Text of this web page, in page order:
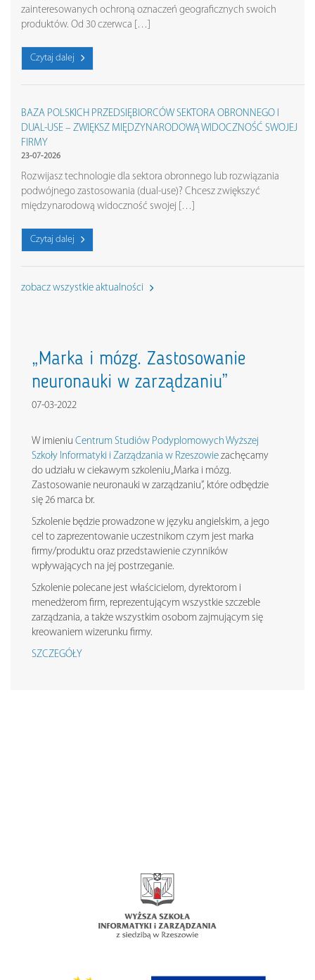
zainteresowanych ochroną oznaczeń geograficznych swoich
produktów. Od 30 czerwca […]
Czytaj dalej
BAZA POLSKICH PRZEDSIĘBIORCÓW SEKTORA OBRONNEGO I
DUAL-USE – ZWIĘKSZ MIĘDZYNARODOWĄ WIDOCZNOŚĆ SWOJEJ
FIRMY
23-07-2026
Rozwijasz technologie dla sektora obronnego lub rozwiązania
podwójnego zastosowania (dual-use)? Chcesz zwiększyć
międzynarodową widoczność swojej […]
Czytaj dalej
zobacz wszystkie aktualności
„Marka i mózg. Zastosowanie
neuronauki w zarządzaniu”
07-03-2022
W imieniu Centrum Studiów Podyplomowych Wyższej
Szkoły Informatyki i Zarządzania w Rzeszowie zachęcamy
do udziału w ciekawym szkoleniu „Marka i mózg.
Zastosowanie neuronauki w zarządzaniu”, które odbędzie
się 26 marca br.
Szkolenie będzie prowadzone w języku angielskim, a jego
cel to zaprezentowanie uczestnikom czym jest marka
firmy/produktu oraz przedstawienie czynników
wpływających na jej postrzeganie.
Szkolenie polecane jest właścicielom, dyrektorom i
menedżerom firm, reprezentującym wszystkie szczeble
zarządzania, a także wszystkim osobom zajmującym się
kreowaniem wizerunku firmy.
SZCZEGÓŁY